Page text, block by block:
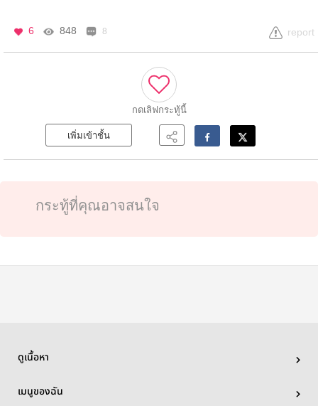
6 848 8
กดเลิฟ กระทู้นี้
เพิ่มเข้าชั้น
report
กระทู้ที่คุณอาจสนใจ
ดูเนื้อหา
เมนูของฉัน